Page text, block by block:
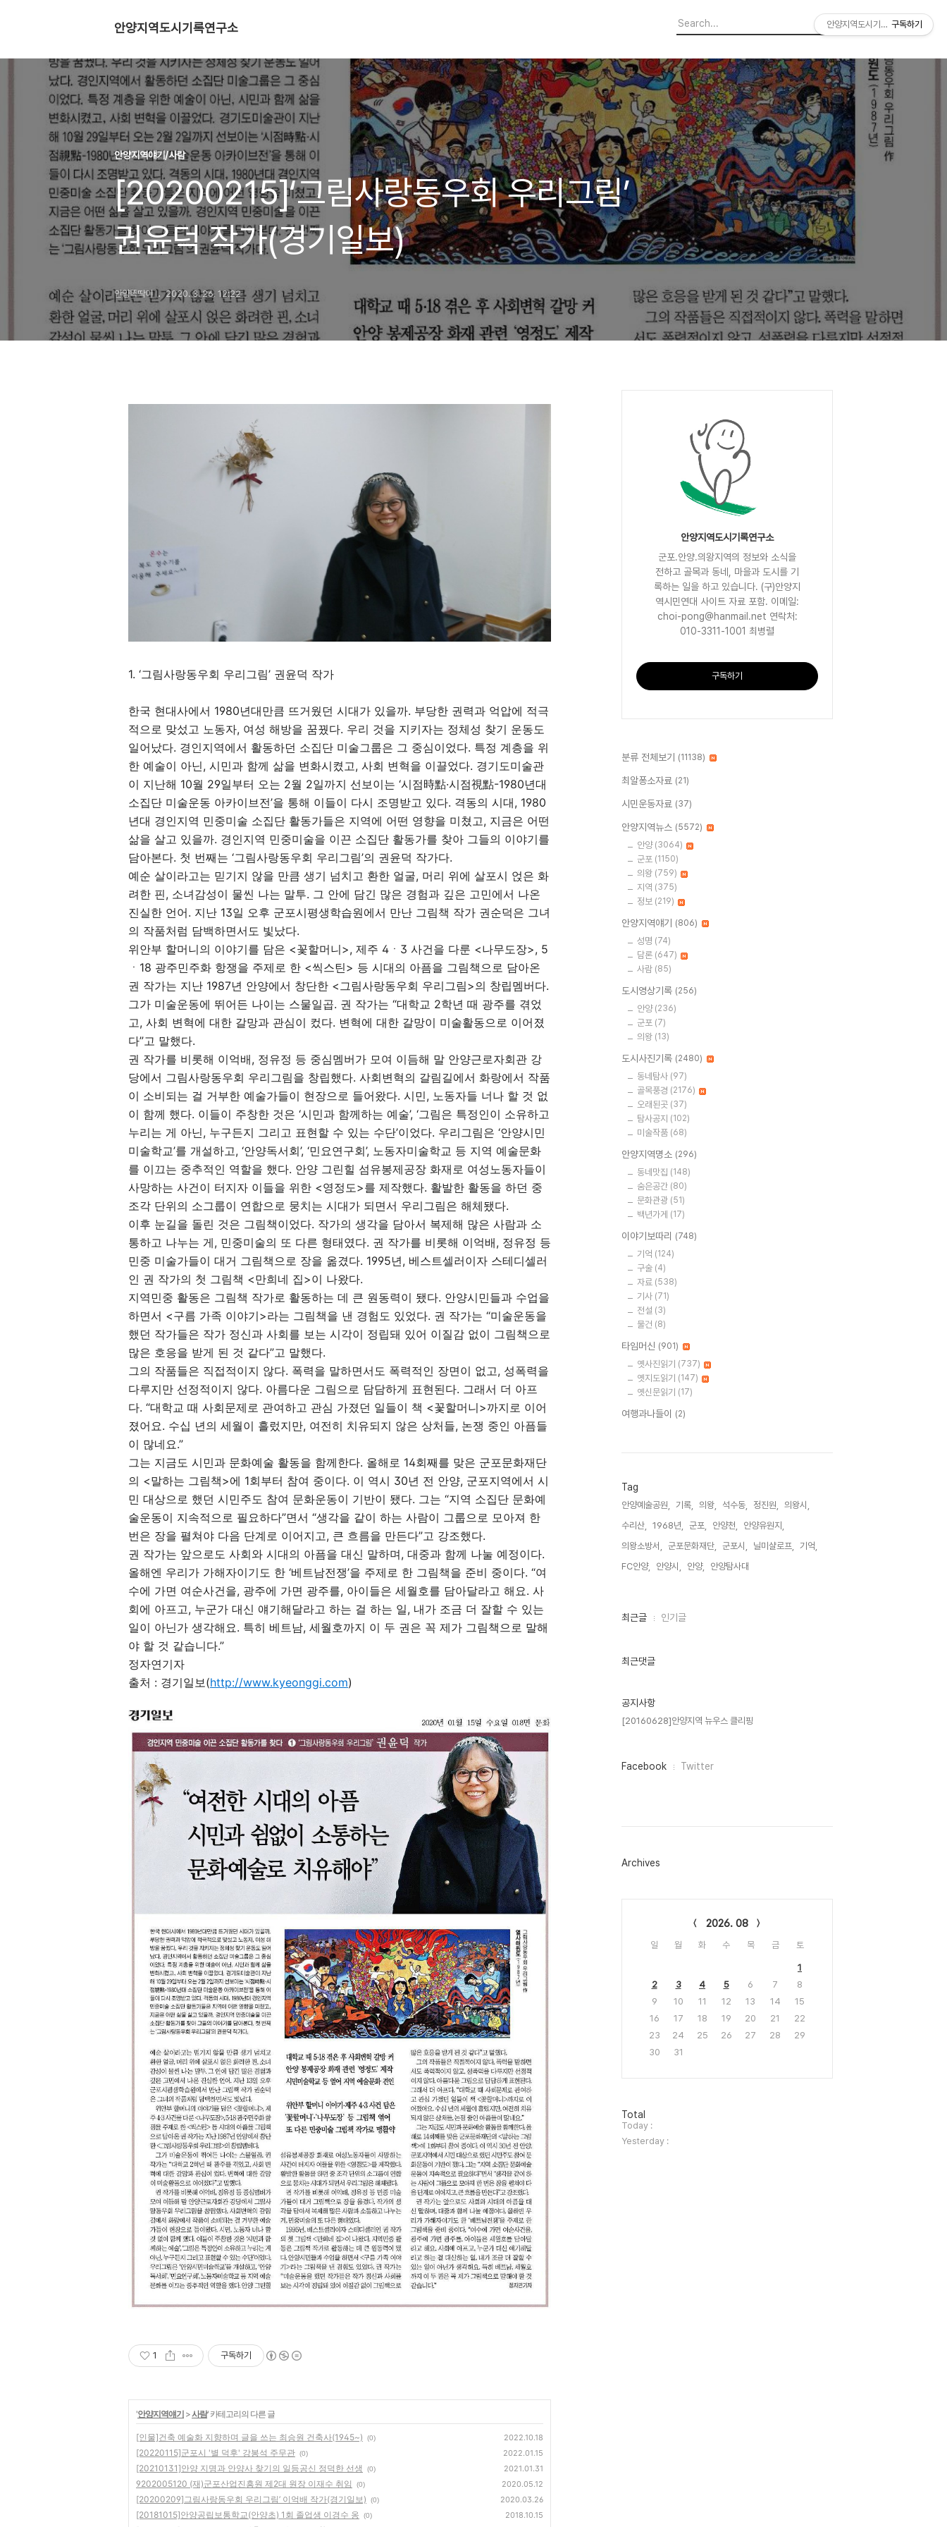
안양지역도시기록연구소
안양지역얘기/사람
[20200215]‘그림사랑동우회 우리그림’
권윤덕 작가(경기일보)
안양똑딱이 2020. 3. 26. 12:22
1. ‘그림사랑동우회 우리그림’ 권윤덕 작가
한국 현대사에서 1980년대만큼 뜨거웠던 시대가 있을까. 부당한 권력과 억압에 적극
적으로 맞섰고 노동자, 여성 해방을 꿈꿨다. 우리 것을 지키자는 정체성 찾기 운동도
일어났다. 경인지역에서 활동하던 소집단 미술그룹은 그 중심이었다. 특정 계층을 위
한 예술이 아닌, 시민과 함께 삶을 변화시켰고, 사회 변혁을 이끌었다. 경기도미술관
이 지난해 10월 29일부터 오는 2월 2일까지 선보이는 ‘시점時點·시점視點-1980년대
소집단 미술운동 아카이브전’을 통해 이들이 다시 조명받고 있다. 격동의 시대, 1980
년대 경인지역 민중미술 소집단 활동가들은 지역에 어떤 영향을 미쳤고, 지금은 어떤
삶을 살고 있을까. 경인지역 민중미술을 이끈 소집단 활동가를 찾아 그들의 이야기를
담아본다. 첫 번째는 ‘그림사랑동우회 우리그림’의 권윤덕 작가다.
예순 살이라고는 믿기지 않을 만큼 생기 넘치고 환한 얼굴, 머리 위에 살포시 얹은 화
려한 핀, 소녀감성이 물씬 나는 말투. 그 안에 담긴 많은 경험과 깊은 고민에서 나온
진실한 언어. 지난 13일 오후 군포시평생학습원에서 만난 그림책 작가 권순덕은 그녀
의 작품처럼 담백하면서도 빛났다.
위안부 할머니의 이야기를 담은 <꽃할머니>, 제주 4ㆍ3 사건을 다룬 <나무도장>, 5
ㆍ18 광주민주화 항쟁을 주제로 한 <씩스틴> 등 시대의 아픔을 그림책으로 담아온
권 작가는 지난 1987년 안양에서 창단한 <그림사랑동우회 우리그림>의 창립멤버다.
그가 미술운동에 뛰어든 나이는 스물일곱. 권 작가는 “대학교 2학년 때 광주를 겪었
고, 사회 변혁에 대한 갈망과 관심이 컸다. 변혁에 대한 갈망이 미술활동으로 이어졌
다”고 말했다.
권 작가를 비롯해 이억배, 정유정 등 중심멤버가 모여 이듬해 말 안양근로자회관 강
당에서 그림사랑동우회 우리그림을 창립했다. 사회변혁의 갈림길에서 화랑에서 작품
이 소비되는 걸 거부한 예술가들이 현장으로 들어왔다. 시민, 노동자들 너나 할 것 없
이 함께 했다. 이들이 주창한 것은 ‘시민과 함께하는 예술’, ‘그림은 특정인이 소유하고
누리는 게 아닌, 누구든지 그리고 표현할 수 있는 수단’이었다. 우리그림은 ‘안양시민
미술학교’를 개설하고, ‘안양독서회’, ‘민요연구회’, 노동자미술학교 등 지역 예술문화
를 이끄는 중추적인 역할을 했다. 안양 그린힐 섬유봉제공장 화재로 여성노동자들이
사망하는 사건이 터지자 이들을 위한 <영정도>를 제작했다. 활발한 활동을 하던 중
조각 단위의 소그룹이 연합으로 뭉치는 시대가 되면서 우리그림은 해체됐다.
이후 눈길을 돌린 것은 그림책이었다. 작가의 생각을 담아서 복제해 많은 사람과 소
통하고 나누는 게, 민중미술의 또 다른 형태였다. 권 작가를 비롯해 이억배, 정유정 등
민중 미술가들이 대거 그림책으로 장을 옮겼다. 1995년, 베스트셀러이자 스테디셀러
인 권 작가의 첫 그림책 <만희네 집>이 나왔다.
지역민중 활동은 그림책 작가로 활동하는 데 큰 원동력이 됐다. 안양시민들과 수업을
하면서 <구름 가족 이야기>라는 그림책을 낸 경험도 있었다. 권 작가는 “미술운동을
했던 작가들은 작가 정신과 사회를 보는 시각이 정립돼 있어 이질감 없이 그림책으로
많은 호응을 받게 된 것 같다”고 말했다.
그의 작품들은 직접적이지 않다. 폭력을 말하면서도 폭력적인 장면이 없고, 성폭력을
다루지만 선정적이지 않다. 아름다운 그림으로 담담하게 표현된다. 그래서 더 아프
다. “대학교 때 사회문제로 관여하고 관심 가졌던 일들이 책 <꽃할머니>까지로 이어
졌어요. 수십 년의 세월이 흘렀지만, 여전히 치유되지 않은 상처들, 논쟁 중인 아픔들
이 많네요.”
그는 지금도 시민과 문화예술 활동을 함께한다. 올해로 14회째를 맞은 군포문화재단
의 <말하는 그림책>에 1회부터 참여 중이다. 이 역시 30년 전 안양, 군포지역에서 시
민 대상으로 했던 시민주도 참여 문화운동이 기반이 됐다. 그는 “지역 소집단 문화예
술운동이 지속적으로 필요하다”면서 “생각을 같이 하는 사람이 그룹으로 모아져 한
번은 장을 펼쳐야 다음 단계로 이어지고, 큰 흐름을 만든다”고 강조했다.
권 작가는 앞으로도 사회와 시대의 아픔을 대신 말하며, 대중과 함께 나눌 예정이다.
올해엔 우리가 가해자이기도 한 ‘베트남전쟁’을 주제로 한 그림책을 준비 중이다. “여
수에 가면 여순사건을, 광주에 가면 광주를, 아이들은 세월호를 담아달라고 해요. 사
회에 아프고, 누군가 대신 얘기해달라고 하는 걸 하는 일, 내가 조금 더 잘할 수 있는
일이 아닌가 생각해요. 특히 베트남, 세월호까지 이 두 권은 꼭 제가 그림책으로 말해
야 할 것 같습니다.”
정자연기자
출처 : 경기일보(http://www.kyeonggi.com)
1 구독하기
'안양지역얘기 >사람' 카테고리의 다른 글
[인물]건축 예술화 지향하며 글을 쓰는 최승원 건축사(1945~) (0) 2022.10.18
[20220115]군포시 '별 덕후' 강봉석 주무관 (0) 2022.01.15
[20210131]안양 지명과 안양사 찾기의 일등공신 정덕한 선생 (0) 2021.01.31
9202005120 (재)군포산업진흥원 제2대 원장 이재수 취임 (0) 2020.05.12
[20200209]그림사랑동우회 우리그림’ 이억배 작가(경기일보) (0) 2020.03.26
[20181015]안양공립보통학교(안양초) 1회 졸업생 이경수 옹 (0) 2018.10.15
안양지역도시기록연구소
군포.안양.의왕지역의 정보와 소식을
전하고 골목과 동네, 마을과 도시를 기
록하는 일을 하고 있습니다. (구)안양지
역시민연대 사이트 자료 포함. 이메일:
choi-pong@hanmail.net 연락처:
010-3311-1001 최병렬
구독하기
분류 전체보기 (11138)
최알퐁소자료 (21)
시민운동자료 (37)
안양지역뉴스 (5572)
안양 (3064)
군포 (1150)
의왕 (759)
지역 (375)
정보 (219)
안양지역얘기 (806)
성명 (74)
담론 (647)
사람 (85)
도시영상기록 (256)
안양 (236)
군포 (7)
의왕 (13)
도시사진기록 (2480)
동네탐사 (97)
골목풍경 (2176)
오래된곳 (37)
탐사공지 (102)
미술작품 (68)
안양지역명소 (296)
동네맛집 (148)
숨은공간 (80)
문화관광 (51)
백년가게 (17)
이야기보따리 (748)
기억 (124)
구술 (4)
자료 (538)
기사 (71)
전설 (3)
물건 (8)
타임머신 (901)
옛사진읽기 (737)
옛지도읽기 (147)
옛신문읽기 (17)
여행과나들이 (2)
Tag
안양예술공원, 기록, 의왕, 석수동, 정진원,
의왕시,
수리산,
1968년, 군포, 안양천,
안양유원지,
의왕소방서,
군포문화재단, 군포시, 닐미샬로프,
기억,
FC안양,
안양시, 안양, 안양탐사대,
최
인
최근글 인기글
최근댓글
공지사항
[20160628]안양지역 뉴우스 클리핑
페
그
Facebook Twitter
Archives
2026. 08
일 월 화 수 목 금 토
1
2
3 4 5 6 7
8
9
10 11 12 13 14
15
16
17 18 19 20 21
22
23
24 25 26 27 28
29
30
31
방
문
자
수
Total
Today :
Yesterday :
안양지역도시기록연구소
구독하기